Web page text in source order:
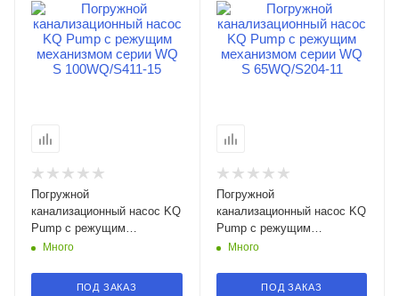
Погружной
канализационный насос KQ
Pump с режущим
механизмом серии WQ S
Смоленске
Много
ПОД ЗАКАЗ
Погружной
канализационный насос KQ
Pump с режущим
механизмом серии WQ S
Много
ПОД ЗАКАЗ